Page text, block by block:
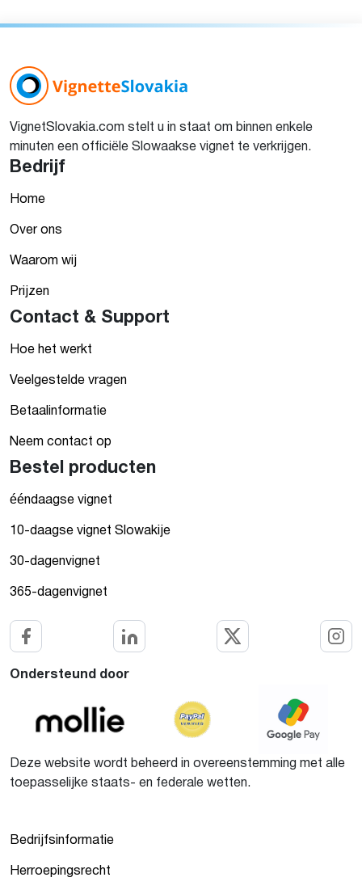
VignetSlovakia.com stelt u in staat om binnen enkele
minuten een officiële Slowaakse vignet te verkrijgen.
Bedrijf
Home
Over ons
Waarom wij
Prijzen
Contact & Support
Hoe het werkt
Veelgestelde vragen
Betaalinformatie
Neem contact op
Bestel producten
ééndaagse vignet
10-daagse vignet Slowakije
30-dagenvignet
365-dagenvignet
Ondersteund door
Deze website wordt beheerd in overeenstemming met alle
toepasselijke staats- en federale wetten.
Bedrijfsinformatie
Herroepingsrecht